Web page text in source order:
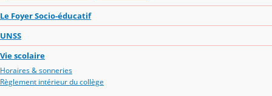
Le Foyer Socio-éducatif
UNSS
Vie scolaire
Horaires & sonneries
Règlement intérieur du collège